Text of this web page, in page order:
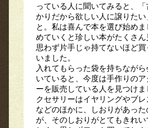
っている人に聞いてみると、
かりだから欲しい人に譲りたい
と。私は喜んで本を選び始め
めていくと珍しい本がたくさん
思わず片手じゃ持てないほど買
いました。
入れてもらった袋を持ちなが
いていると、今度は手作りのア
ーを販売している人を見つけ
クセサリーはイヤリングやブレ
などのほかに、しおりがあった
が、そのしおりがとてもきれい